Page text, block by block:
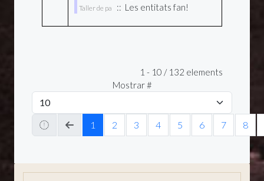
Taller de pa :: Les entitats fan!
Pagination List Limit
1 - 10 / 132 elements
Mostrar #
1 2 3 4 5 6 7 8